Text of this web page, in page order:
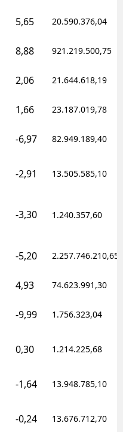
5,65 20.590.376,04
8,88 921.219.500,75
2,06 21.644.618,19
1,66 23.187.019,78
-6,97 82.949.189,40
-2,91 13.505.585,10
-3,30 1.240.357,60
-5,20 2.257.746.210,65
4,93 74.623.991,30
-9,99 1.756.323,04
0,30 1.214.225,68
-1,64 13.948.785,10
-0,24 13.676.712,70